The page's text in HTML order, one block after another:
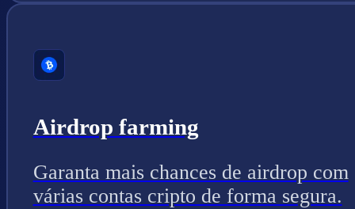
Airdrop farming
Garanta mais chances de airdrop com
várias contas cripto de forma segura.